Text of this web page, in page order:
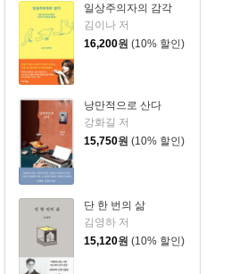
일상주의자의 감각
김이나 저
16,200원 (10% 할인)
낭만적으로 산다
강화길 저
15,750원 (10% 할인)
단 한 번의 삶
김영하 저
15,120원 (10% 할인)